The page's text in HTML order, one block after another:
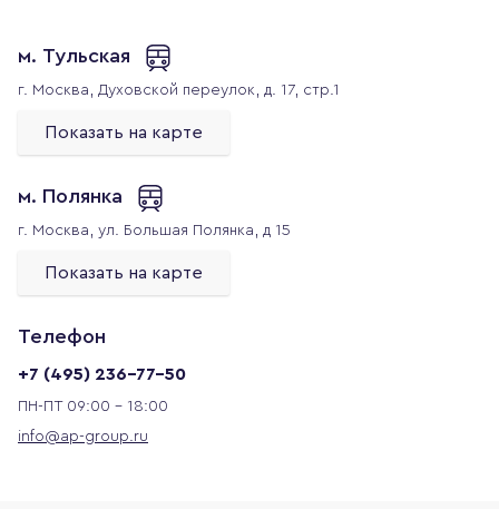
м. Тульская
г. Москва, Духовской переулок, д. 17, стр.1
Показать на карте
м. Полянка
г. Москва, ул. Большая Полянка, д 15
Показать на карте
Телефон
+7 (495) 236-77-50
ПН-ПТ 09:00 - 18:00
info@ap-group.ru